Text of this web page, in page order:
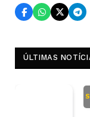
ÚLTIMAS